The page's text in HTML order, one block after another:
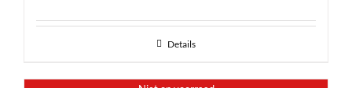
Details